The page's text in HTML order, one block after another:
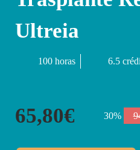
Ultreia
100 horas 6.5
65,80€ 30%